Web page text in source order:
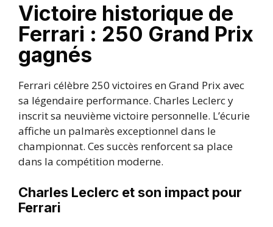
Victoire historique de
Ferrari : 250 Grand Prix
gagnés
Ferrari célèbre 250 victoires en Grand Prix avec
sa légendaire performance. Charles Leclerc y
inscrit sa neuvième victoire personnelle. L’écurie
affiche un palmarès exceptionnel dans le
championnat. Ces succès renforcent sa place
dans la compétition moderne.
Charles Leclerc et son impact pour
Ferrari